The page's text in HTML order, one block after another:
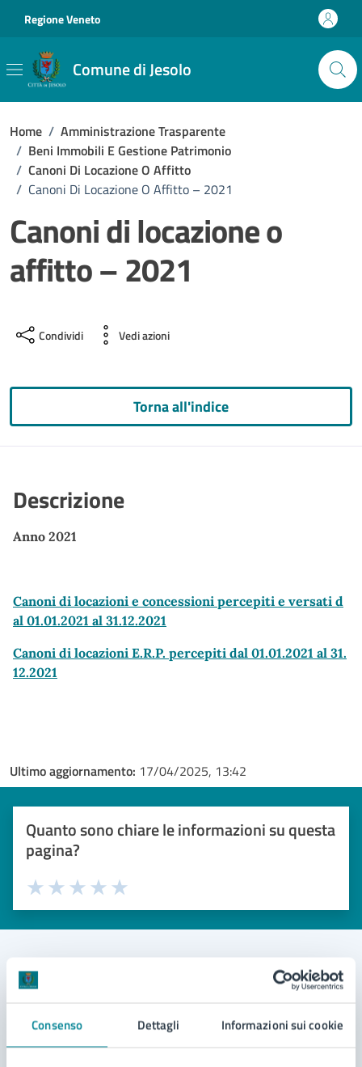
Consenso Dettagli Informazioni sui cookie
Regione Veneto
Comune di Jesolo
Home / Amministrazione Trasparente
/ Beni Immobili E Gestione Patrimonio
/ Canoni Di Locazione O Affitto
/ Canoni Di Locazione O Affitto – 2021
Canoni di locazione o
affitto – 2021
Condividi Vedi azioni
Torna all'indice
Descrizione
Anno 2021
Canoni di locazioni e concessioni percepiti e versati d
al 01.01.2021 al 31.12.2021
Canoni di locazioni E.R.P. percepiti dal 01.01.2021 al 31.
12.2021
Ultimo aggiornamento: 17/04/2025, 13:42
Quanto sono chiare le informazioni su questa
pagina?
Valuta 5 stelle su 5
Valuta 4 stelle su 5
Valuta 3 stelle su 5
Valuta 2 stelle su 5
Valuta 1 stelle su 5
Contatta il comune
Leggi le domande frequenti